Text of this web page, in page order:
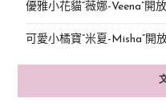
優雅小花貓“薇娜-Veena”開
可愛小橘寶”米夏-Misha”開